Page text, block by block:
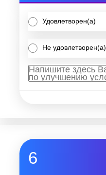
Удовлетворен(а)
Не удовлетворен(а)
6